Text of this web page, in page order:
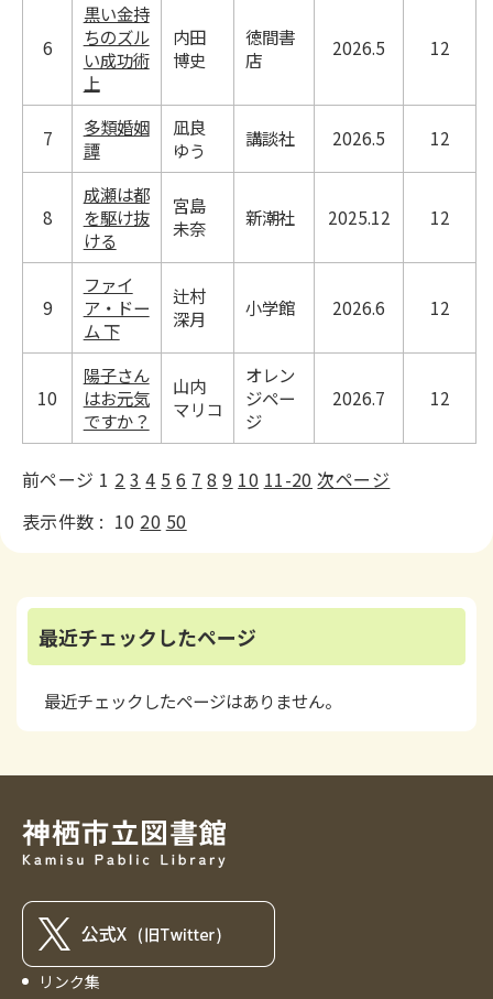
6
黒い金持
ちのズル
い成功術
上
内田
博史
徳間書
店
2026.5 12
7
多類婚姻
譚
凪良
ゆう
講談社 2026.5 12
8
成瀬は都
を駆け抜
ける
宮島
未奈
新潮社 2025.12 12
9
ファイ
ア・ドー
ム 下
辻村
深月
小学館 2026.6 12
10
陽子さん
はお元気
ですか？
山内
マリコ
オレン
ジペー
ジ
2026.7 12
前ページ 1 2 3 4 5 6 7 8 9 10 11-20 次ページ
表示件数 : 10 20 50
最近チェックしたページ
最近チェックしたページはありません。
リンク集